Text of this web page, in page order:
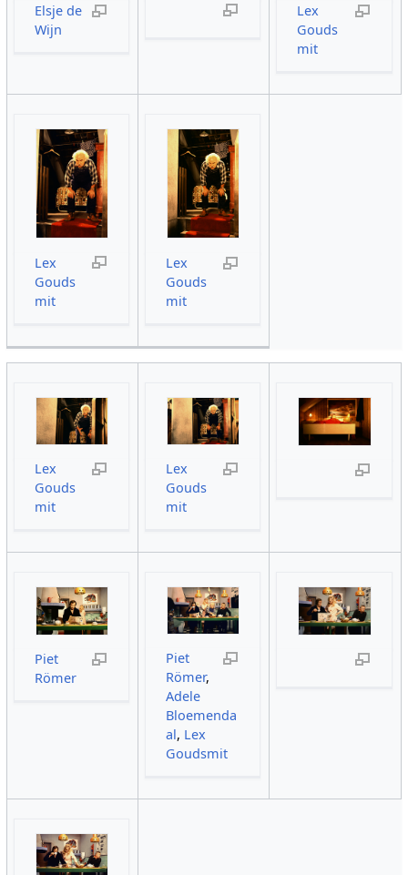
Elsje de
Wijn
Lex
Gouds
mit
Lex
Gouds
mit
Lex
Gouds
mit
Lex
Gouds
mit
Lex
Gouds
mit
Piet
Römer
Piet
Römer,
Adele
Bloemenda
al, Lex
Goudsmit